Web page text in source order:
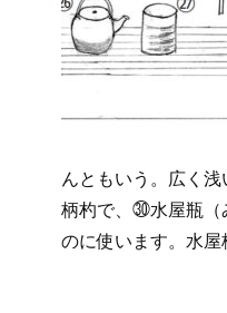
んともいう。広く
柄杓で、㉚水屋瓶
のに使います。水